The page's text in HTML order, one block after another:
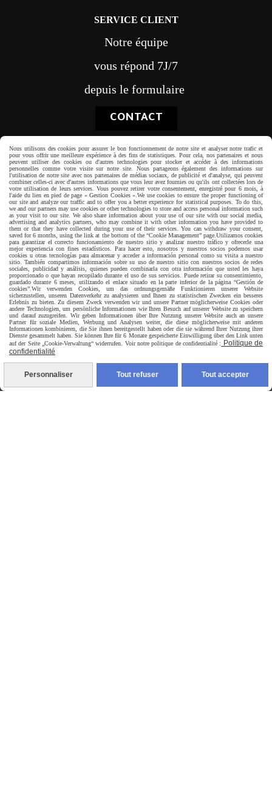
SERVICE CLIENT
Notre équipe
vous répond 7J/7
depuis le formulaire
CONTACT
Paiement sécurisé
Livraison rapide
Nous utilisons des cookies pour assurer le bon fonctionnement de notre site et analyser notre trafic et
pour vous offrir une meilleure expérience à des fins de statistiques. Pour cela, nos partenaires et nous
peuvent utiliser des cookies ou d'autres technologies pour stocker et accéder à des informations
personnelles comme votre visite sur notre site. Nous partageons également des informations sur
l'utilisation de notre site avec nos partenaires de médias sociaux, de publicité et d'analyse, qui peuvent
combiner celles-ci avec d'autres informations que vous leur avez fournies ou qu'ils ont collectées lors de
votre utilisation de leurs services. Vous pouvez retirer votre consentement, enregistré pour 6 mois, à
l'aide du lien en pied de page « Gestion Cookies ». We use cookies to ensure the proper functioning of
our site and analyze our traffic and to offer you a better experience for statistical purposes. To do this,
we and our partners may use cookies or other technologies to store and access personal information such
as your visit to our site. We also share information about your use of our site with our social media,
advertising and analytics partners, who may combine it with other information you have provided to
them or that they have collected during your use of their services. You can withdraw your consent,
saved for 6 months, using the link at the bottom of the “Cookie Management” page. Utilizamos cookies
para garantizar el correcto funcionamiento de nuestro sitio y analizar nuestro tráfico y ofrecerle una
mejor experiencia con fines estadísticos. Para hacer esto, nosotros y nuestros socios podemos usar
cookies u otras tecnologías para almacenar y acceder a información personal como su visita a nuestro
sitio. También compartimos información sobre su uso de nuestro sitio con nuestros socios de redes
sociales, publicidad y análisis, quienes pueden combinarla con otra información que usted les haya
proporcionado o que hayan recopilado durante el uso de sus servicios. Puede retirar su consentimiento,
guardado durante 6 meses, utilizando el enlace situado en la parte inferior de la página “Gestión de
cookies”. Wir verwenden Cookies, um das ordnungsgemäße Funktionieren unserer Website
sicherzustellen, unseren Datenverkehr zu analysieren und Ihnen zu statistischen Zwecken ein besseres
Erlebnis zu bieten. Zu diesem Zweck verwenden wir und unsere Partner möglicherweise Cookies oder
andere Technologien, um persönliche Informationen wie Ihren Besuch auf unserer Website zu speichern
und darauf zuzugreifen. Wir geben Informationen über Ihre Nutzung unserer Website auch an unsere
Partner für soziale Medien, Werbung und Analysen weiter, die diese möglicherweise mit anderen
Informationen kombinieren, die Sie ihnen bereitgestellt haben oder die sie während Ihrer Nutzung ihrer
Dienste gesammelt haben. Sie können Ihre für 6 Monate gespeicherte Einwilligung über den Link unten
auf der Seite „Cookie-Verwaltung“ widerrufen. Voir notre politique de confidentialité :
Politique de
confidentialité
Personnaliser Tout refuser Tout accepter